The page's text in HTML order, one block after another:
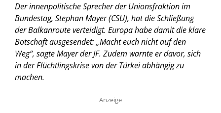
Der innenpolitische Sprecher der Unionsfraktion im
Bundestag, Stephan Mayer (CSU), hat die Schließung
der Balkanroute verteidigt. Europa habe damit die klare
Botschaft ausgesendet: „Macht euch nicht auf den
Weg“, sagte Mayer der JF. Zudem warnte er davor, sich
in der Flüchtlingskrise von der Türkei abhängig zu
machen.
Anzeige